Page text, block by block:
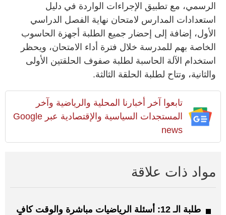
الرسمي، مع تطبيق الإجراءات الواردة في دليل
استعدادات المدارس لامتحان نهاية الفصل الدراسي
الأول، إضافة إلى إحضار جميع الطلبة أجهزة الحاسوب
الخاصة بهم للمدرسة خلال فترة أداء الامتحان، ويحظر
استخدام الآلة الحاسبة لطلبة صفوف الحلقتين الأولى
والثانية، وتتاح لطلبة الحلقة الثالثة.
تابعوا آخر أخبارنا المحلية والرياضية وآخر
المستجدات السياسية والإقتصادية عبر Google
news
مواد ذات علاقة
طلبة الـ 12: أسئلة الرياضيات مباشرة والوقت كافٍ